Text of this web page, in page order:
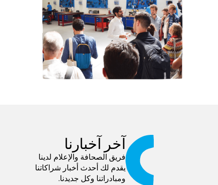
آخر آخبارنا
فريق الصحافة والإعلام لدينا
يقدم لك أحدث أخبار شراكاتنا
ومبادراتنا وكل جديدنا.